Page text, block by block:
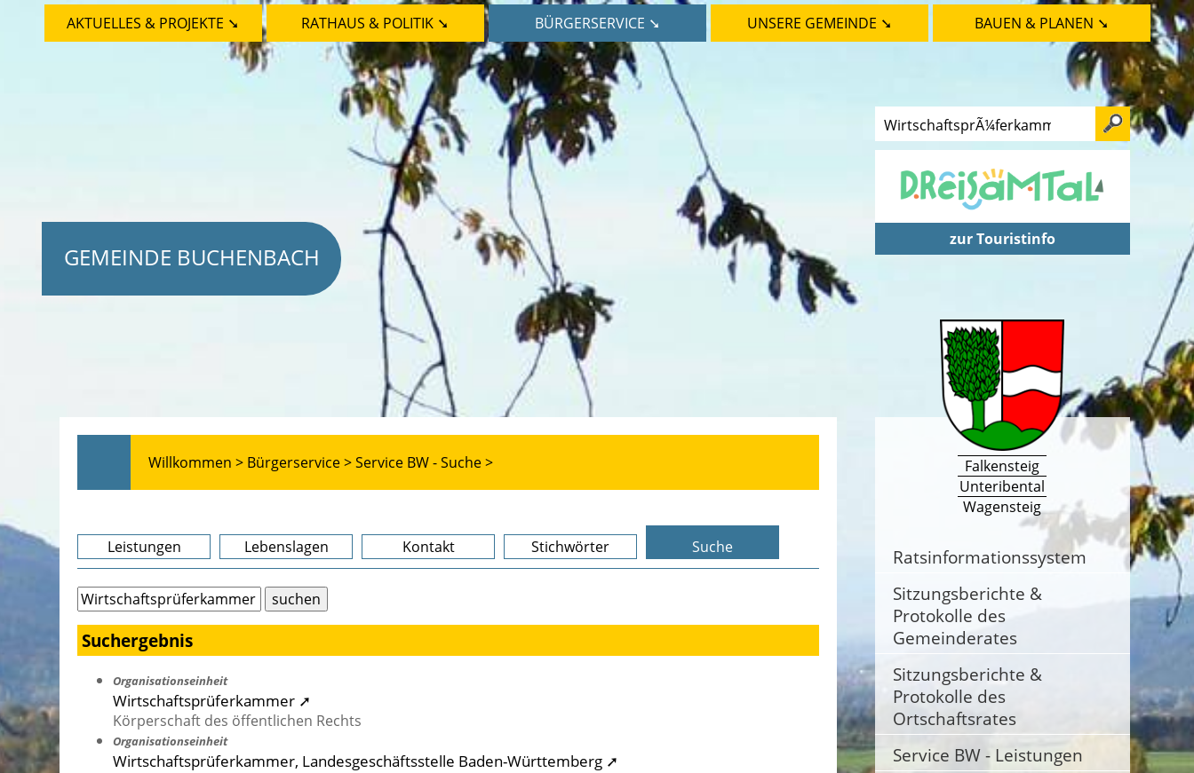
GEMEINDE BUCHENBACH
AKTUELLES & PROJEKTE ➘ RATHAUS & POLITIK ➘ BÜRGERSERVICE ➘ UNSERE GEMEINDE ➘ BAUEN & PLANEN ➘
zur Touristinfo
Willkommen > Bürgerservice >Service BW - Suche >
Leistungen Lebenslagen Kontakt Stichwörter Suche
Suchergebnis
Organisationseinheit
Wirtschaftsprüferkammer ➚
Körperschaft des öffentlichen Rechts
Organisationseinheit
Wirtschaftsprüferkammer, Landesgeschäftsstelle Baden-Württemberg ➚
Falkensteig
Unteribental
Wagensteig
Ratsinformationssystem
Sitzungsberichte &
Protokolle des
Gemeinderates
Sitzungsberichte &
Protokolle des
Ortschaftsrates
Service BW - Leistungen